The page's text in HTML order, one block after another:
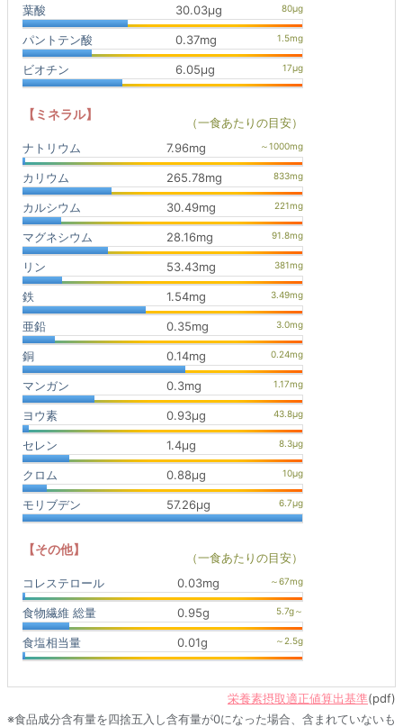
葉酸 30.03μg
パントテン酸 0.37mg
ビオチン 6.05μg
【ミネラル】
（一食あたりの目安）
ナトリウム
7.96mg
カリウム 265.78mg
カルシウム 30.49mg
マグネシウム 28.16mg
リン 53.43mg
鉄 1.54mg
亜鉛 0.35mg
銅 0.14mg
マンガン 0.3mg
ヨウ素 0.93μg
セレン 1.4μg
クロム 0.88μg
モリブデン 57.26μg
【その他】
（一食あたりの目安）
コレステロール
0.03mg
食物繊維 総量 0.95g
食塩相当量 0.01g
栄養素摂取適正値算出基準(pdf)
※食品成分含有量を四捨五入し含有量が0になった場合、含まれていないも